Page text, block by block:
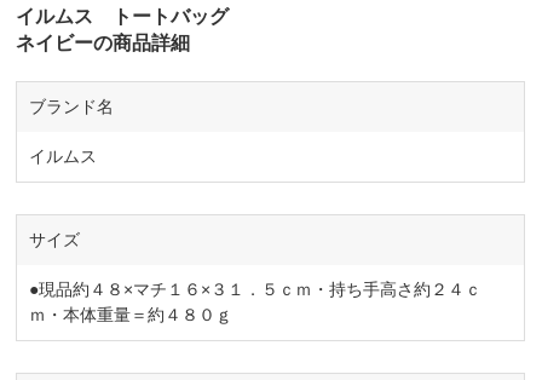
イルムス トートバッグ
ネイビーの商品詳細
ブランド名
イルムス
サイズ
●現品約４８×マチ１６×３１．５ｃｍ・持ち手高さ約２４ｃ
ｍ・本体重量＝約４８０ｇ